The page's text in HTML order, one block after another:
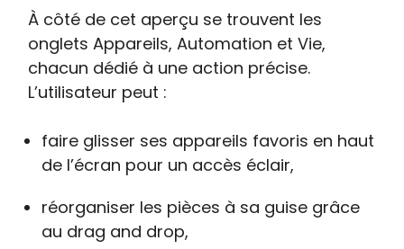
À côté de cet aperçu se trouvent les
onglets Appareils, Automation et Vie,
chacun dédié à une action précise.
L’utilisateur peut :
faire glisser ses appareils favoris en haut
de l’écran pour un accès éclair,
réorganiser les pièces à sa guise grâce
au drag and drop,